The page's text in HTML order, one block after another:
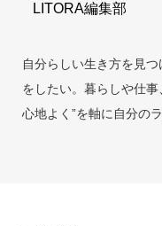
LITORA編集部
自分らしい生き方を見
をしたい。暮らしや仕事
心地よく”を軸に自分の